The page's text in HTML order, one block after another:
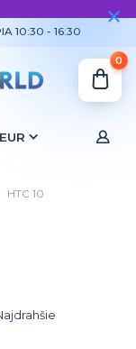
EUR
10:30 - 16:30
0
HTC 10